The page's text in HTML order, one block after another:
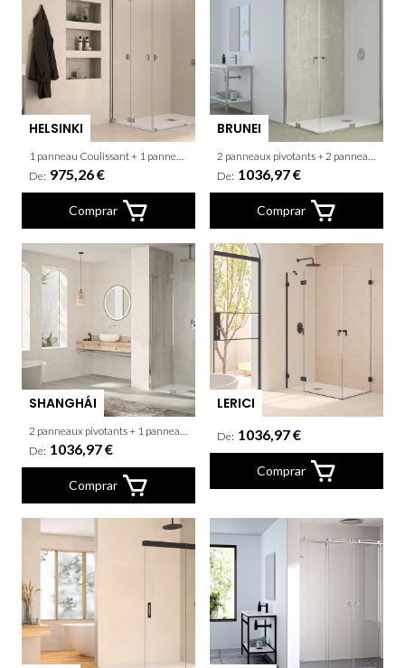
HELSINKI
1 panneau Coulissant + 1 panneau fixe + 2 panneaux pliantes
De: 975,26 €
Comprar
BRUNEI
2 panneaux pivotants + 2 panneaux fixes
De: 1036,97 €
Comprar
SHANGHÁI
2 panneaux pivotants + 1 panneau fixe
De: 1036,97 €
Comprar
LERICI
De: 1036,97 €
Comprar